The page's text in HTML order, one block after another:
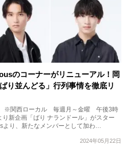
のコーナーがリニューアル！岡
り並んどる」行列事情を徹底リ
※関西ローカル 毎週月～金曜 午後3時
新企画「ばり ナランドール」がスター
より、新たなメンバーとして加わ…
2024年05月22日